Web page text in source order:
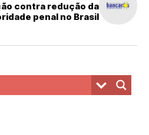
contra redução da
penal no Brasil